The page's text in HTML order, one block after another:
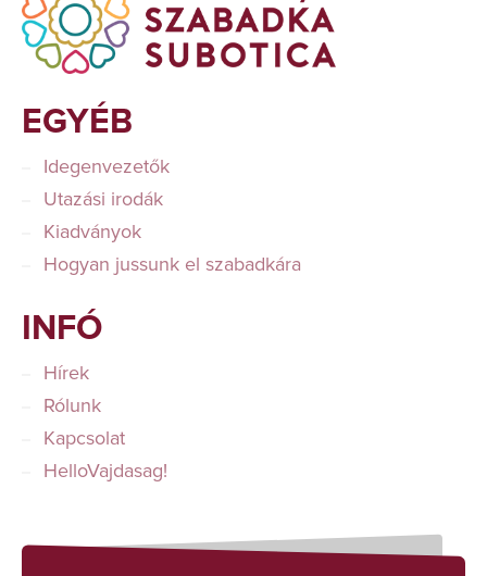
EGYÉB
Idegenvezetők
Utazási irodák
Kiadványok
Hogyan jussunk el szabadkára
INFÓ
Hírek
Rólunk
Kapcsolat
HelloVajdasag!